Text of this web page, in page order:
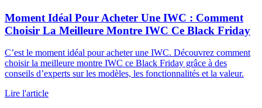
Moment Idéal Pour Acheter Une IWC : Comment
Choisir La Meilleure Montre IWC Ce Black Friday
C’est le moment idéal pour acheter une IWC. Découvrez comment
choisir la meilleure montre IWC ce Black Friday grâce à des
conseils d’experts sur les modèles, les fonctionnalités et la valeur.
Lire l'article